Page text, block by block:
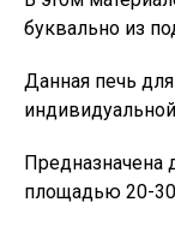
буквально из
Данная печь
Предназначена
площадью 20-30